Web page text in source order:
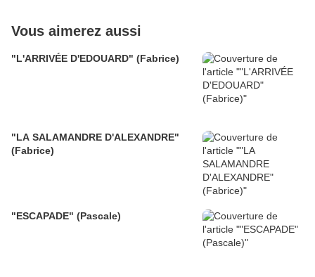
Vous aimerez aussi
"L'ARRIVÉE D'EDOUARD" (Fabrice)
"LA SALAMANDRE D'ALEXANDRE"
(Fabrice)
"ESCAPADE" (Pascale)